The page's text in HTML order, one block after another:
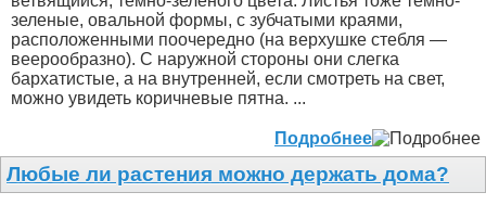
зеленые, овальной формы, с зубчатыми краями,
расположенными поочередно (на верхушке стебля —
веерообразно). С наружной стороны они слегка
бархатистые, а на внутренней, если смотреть на свет,
можно увидеть коричневые пятна. ...
Подробнее
Любые ли растения можно держать дома?